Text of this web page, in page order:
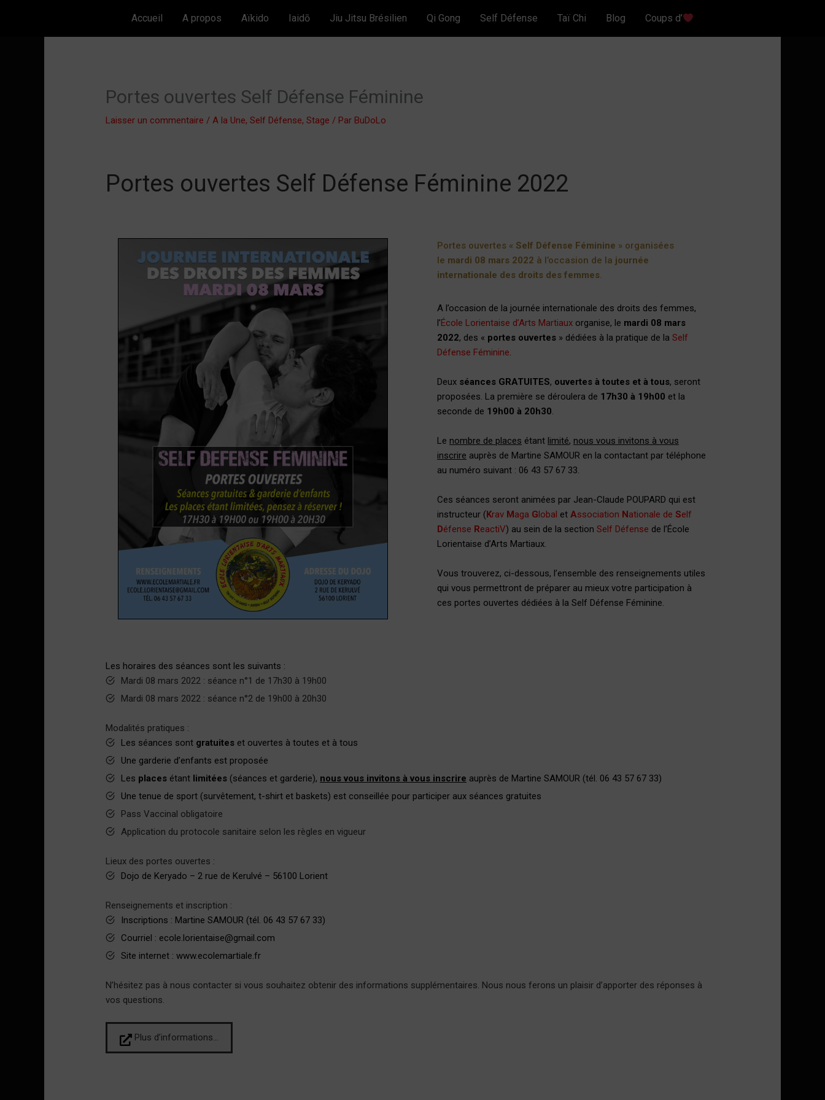
Accueil A propos Aïkido Iaidō Jiu Jitsu Brésilien Qi Gong Self Défense Taï Chi Blog Coups d’
Portes ouvertes Self Défense Féminine
Laisser un commentaire /A la Une,Self Défense,Stage / Par BuDoLo
Portes ouvertes Self Défense Féminine 2022
Portes ouvertes « Self Défense Féminine » organisées
le mardi 08 mars 2022 à l’occasion de la journée
internationale des droits des femmes.
A l’occasion de la journée internationale des droits des femmes,
l’École Lorientaise d’Arts Martiaux organise, le mardi 08 mars
2022, des « portes ouvertes » dédiées à la pratique de la Self
Défense Féminine.
Deux séances GRATUITES, ouvertes à toutes et à tous, seront
proposées. La première se déroulera de 17h30 à 19h00 et la
seconde de 19h00 à 20h30.
Le nombre de places étant limité, nous vous invitons à vous
inscrire auprès de Martine SAMOUR en la contactant par téléphone
au numéro suivant : 06 43 57 67 33.
Ces séances seront animées par Jean-Claude POUPARD qui est
instructeur (Krav Maga Global et Association Nationale de Self
Défense ReactiV) au sein de la section Self Défense de l’École
Lorientaise d’Arts Martiaux.
Vous trouverez, ci-dessous, l’ensemble des renseignements utiles
qui vous permettront de préparer au mieux votre participation à
ces portes ouvertes dédiées à la Self Défense Féminine.
Les horaires des séances sont les suivants :
Mardi 08 mars 2022 : séance n°1 de 17h30 à 19h00
Mardi 08 mars 2022 : séance n°2 de 19h00 à 20h30
Modalités pratiques :
Les séances sont gratuites et ouvertes à toutes et à tous
Une garderie d’enfants est proposée
Les places étant limitées (séances et garderie), nous vous invitons à vous inscrire auprès de Martine SAMOUR (tél. 06 43 57 67 33)
Une tenue de sport (survêtement, t-shirt et baskets) est conseillée pour participer aux séances gratuites
Pass Vaccinal obligatoire
Application du protocole sanitaire selon les règles en vigueur
Lieux des portes ouvertes :
Dojo de Keryado – 2 rue de Kerulvé – 56100 Lorient
Renseignements et inscription :
Inscriptions : Martine SAMOUR (tél. 06 43 57 67 33)
Courriel : ecole.lorientaise@gmail.com
Site internet :www.ecolemartiale.fr
N’hésitez pas à nous contacter si vous souhaitez obtenir des informations supplémentaires. Nous nous ferons un plaisir d’apporter des réponses à
vos questions.
Plus d’informations…